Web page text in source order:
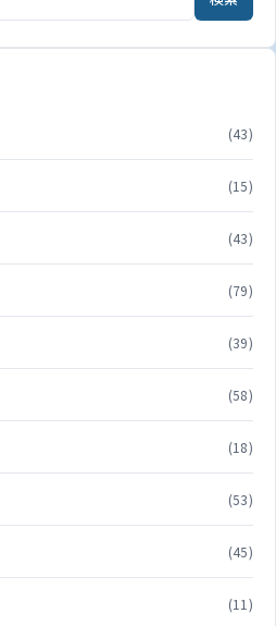
(43)
(15)
(43)
(79)
(39)
(58)
(18)
(53)
(45)
(11)